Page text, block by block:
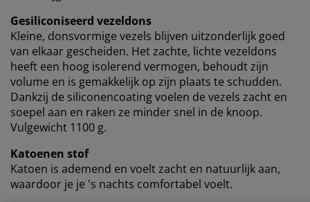
Gesiliconiseerd vezeldons
Kleine, donsvormige vezels blijven uitzonderlijk goed
van elkaar gescheiden. Het zachte, lichte vezeldons
heeft een hoog isolerend vermogen, behoudt zijn
volume en is gemakkelijk op zijn plaats te schudden.
Dankzij de siliconencoating voelen de vezels zacht en
soepel aan en raken ze minder snel in de knoop.
Vulgewicht 1100 g.
Katoenen stof
Katoen is ademend en voelt zacht en natuurlijk aan,
waardoor je je 's nachts comfortabel voelt.
trekken door op het cookie-pictogram te klikken. Door
op “Alles accepteren” te klikken, geef je toestemming
voor alle drie de doeleinden. Lees meer over onze
verzameling en verwerking van persoonsgegevensen
onscookiebeleid .